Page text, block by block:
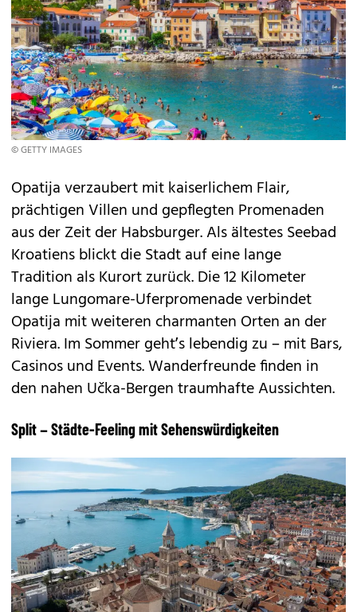
© GETTY IMAGES
Opatija verzaubert mit kaiserlichem Flair,
prächtigen Villen und gepflegten Promenaden
aus der Zeit der Habsburger. Als ältestes Seebad
Kroatiens blickt die Stadt auf eine lange
Tradition als Kurort zurück. Die 12 Kilometer
lange Lungomare-Uferpromenade verbindet
Opatija mit weiteren charmanten Orten an der
Riviera. Im Sommer geht’s lebendig zu – mit Bars,
Casinos und Events. Wanderfreunde finden in
den nahen Učka-Bergen traumhafte Aussichten.
Split – Städte-Feeling mit Sehenswürdigkeiten